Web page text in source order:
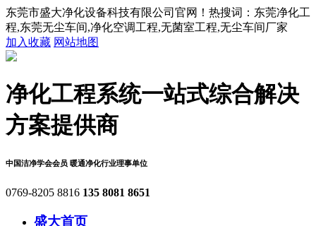
东莞市盛大净化设备科技有限公司官网！热搜词：东莞净化工
程,东莞无尘车间,净化空调工程,无菌室工程,无尘车间厂家
加入收藏 网站地图
净化工程系统一站式综合解决
方案提供商
中国洁净学会会员 暖通净化行业理事单位
0769-8205 8816 135 8081 8651
盛大首页